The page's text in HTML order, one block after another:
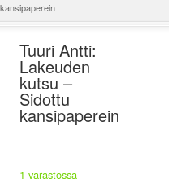
Tuuri Antti:
Lakeuden
kutsu –
Sidottu
kansipaperein
1 varastossa